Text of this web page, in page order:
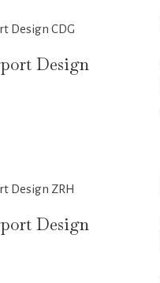
Design
Design